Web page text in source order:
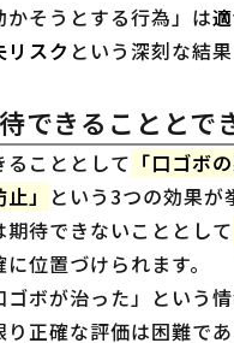
かそうとする行為」は
リスク という深刻な結
できることとで
ることとして 「口ゴボ
」 という3つの効果が
待できないこととして
位置づけられます。
ゴボが治った」という
正確な評価は困難で